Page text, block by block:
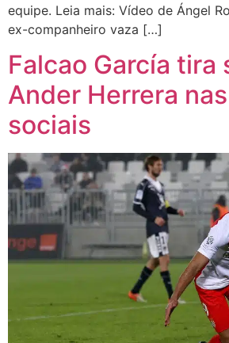
equipe. Leia mais: Vídeo de Ángel
ex-companheiro vaza […]
Falcao García tira
Ander Herrera
sociais